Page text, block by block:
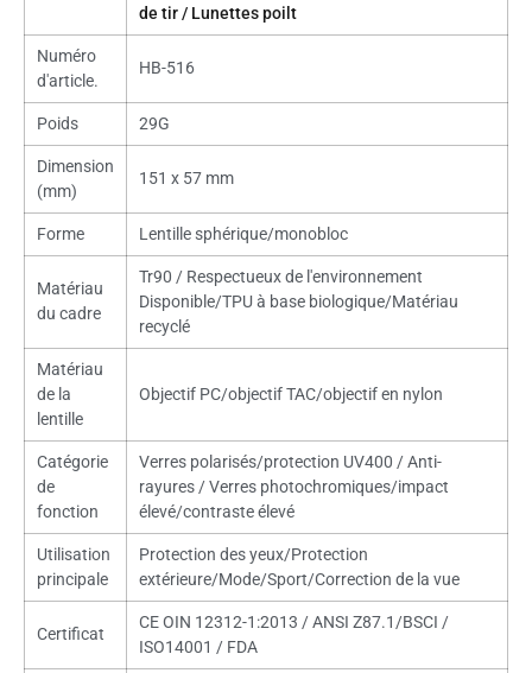
de tir / Lunettes poilt
Numéro
d'article.
HB-516
Poids 29G
Dimension
(mm)
151 x 57 mm
Forme Lentille sphérique/monobloc
Matériau
du cadre
Tr90 / Respectueux de l'environnement
Disponible/TPU à base biologique/Matériau
recyclé
Matériau
de la
lentille
Objectif PC/objectif TAC/objectif en nylon
Catégorie
de
fonction
Verres polarisés/protection UV400 / Anti-
rayures / Verres photochromiques/impact
élevé/contraste élevé
Utilisation
principale
Protection des yeux/Protection
extérieure/Mode/Sport/Correction de la vue
Certificat
CE OIN 12312-1:2013 / ANSI Z87.1/BSCI /
ISO14001 / FDA